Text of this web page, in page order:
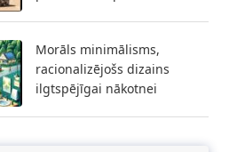
Morāls minimālisms,
racionalizējošs dizains
ilgtspējīgai nākotnei